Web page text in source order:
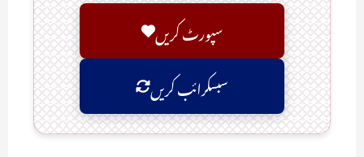
سپورٹ کریں
سبسکرائب کریں